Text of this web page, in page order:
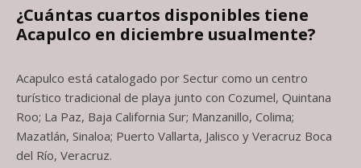
¿Cuántas cuartos disponibles tiene
Acapulco en diciembre usualmente?
Acapulco está catalogado por Sectur como un centro
turístico tradicional de playa junto con Cozumel, Quintana
Roo; La Paz, Baja California Sur; Manzanillo, Colima;
Mazatlán, Sinaloa; Puerto Vallarta, Jalisco y Veracruz Boca
del Río, Veracruz.